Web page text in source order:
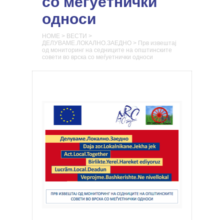
односи
HOME > ВЕСТИ >
ДЕЛУВАМЕ.ЛОКАЛНО.ЗАЕДНО > Прв извештај
од мониторинг на седниците на општинските
совети во врска со меѓуетнички односи